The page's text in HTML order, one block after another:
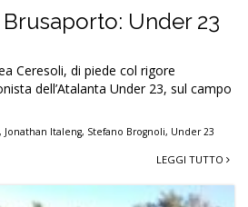
Under 23
Ceresoli, di piede col rigore
dell’Atalanta Under 23, sul campo
, Jonathan Italeng, Stefano Brognoli, Under 23
LEGGI TUTTO